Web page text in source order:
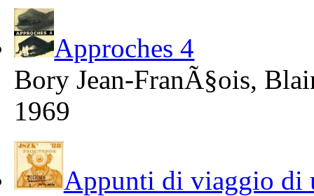
Approches 4
Bory Jean-FranÃ§ois,
1969
Appunti di viaggio di